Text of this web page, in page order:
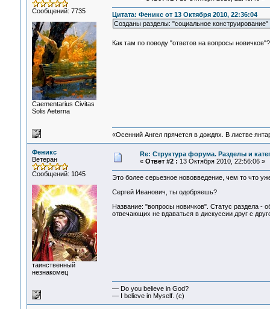
Сообщений: 7735
Сaementarius Civitas
Solis Aeterna
Цитата: Феникс от 13 Октября 2010, 22:36:04
Созданы разделы: "социальное конструирование"
Как там по поводу "ответов на вопросы
«Осенний Ангел прячется в дождях. В листве
Феникс
Ветеран
Сообщений: 1045
таинственный
незнакомец
Re: Структура форума. Разделы и
« Ответ #2 : 13 Октября 2010, 22:56:06 »
Это более серьезное нововведение, чем то что
Сергей Иванович, ты одобряешь?
Название: "вопросы новичков". Статус раздела -
отвечающих не вдаваться в дискуссии друг с
— Do you believe in God?
— I believe in Myself. (c)